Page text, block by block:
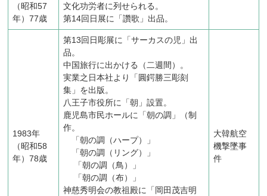
（昭和57
年）77歳
文化功労者に列せられる。
第14回日展に「讚歌」出品。
1983年
（昭和58
年）78歳
第13回日彫展に「サーカスの児」出
品。
中国旅行に出かける（二週間）。
実業之日本社より「圓鍔勝三彫刻
集」を出版。
八王子市役所に「朝」設置。
鹿児島市民ホールに「朝の調」（制
作。
「朝の調（ハープ）」
「朝の調（リング）」
「朝の調（鳥）」
「朝の調（布）」
神慈秀明会の教祖殿に「岡田茂吉明
大韓航空
機撃墜事
件